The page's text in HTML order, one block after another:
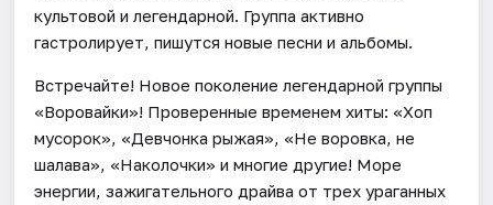
культовой и легендарной. Группа активно
гастролирует, пишутся новые песни и альбомы.
Встречайте! Новое поколение легендарной группы
«Воровайки»! Проверенные временем хиты: «Хоп
мусорок», «Девчонка рыжая», «Не воровка, не
шалава», «Наколочки» и многие другие! Море
энергии, зажигательного драйва от трех ураганных